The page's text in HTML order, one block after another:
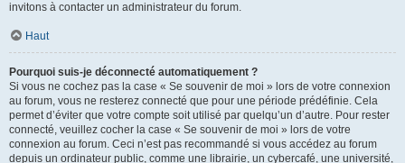
invitons à contacter un administrateur du forum.
Haut
Pourquoi suis-je déconnecté automatiquement ?
Si vous ne cochez pas la case « Se souvenir de moi » lors de votre connexion
au forum, vous ne resterez connecté que pour une période prédéfinie. Cela
permet d’éviter que votre compte soit utilisé par quelqu’un d’autre. Pour rester
connecté, veuillez cocher la case « Se souvenir de moi » lors de votre
connexion au forum. Ceci n’est pas recommandé si vous accédez au forum
depuis un ordinateur public, comme une librairie, un cybercafé, une université,